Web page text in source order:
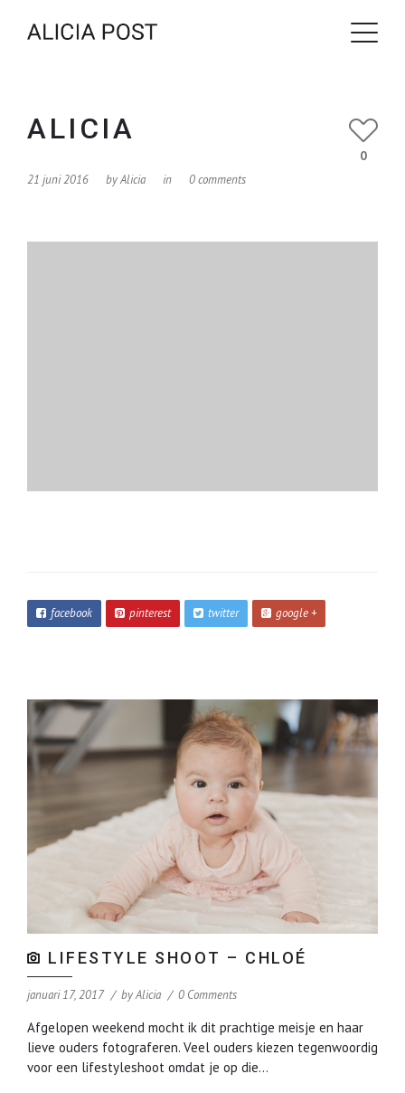
ALICIA
21 juni 2016 byAlicia in 0 comments
0
facebook pinterest twitter google +
LIFESTYLE SHOOT – CHLOÉ
januari 17, 2017 byAlicia 0 Comments
Afgelopen weekend mocht ik dit prachtige meisje en haar
lieve ouders fotograferen. Veel ouders kiezen tegenwoordig
voor een lifestyleshoot omdat je op die...